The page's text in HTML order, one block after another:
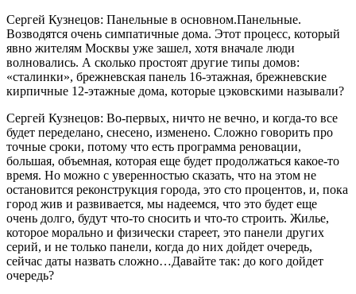
Сергей Кузнецов: Панельные в основном.Панельные.
Возводятся очень симпатичные дома. Этот процесс, который
явно жителям Москвы уже зашел, хотя вначале люди
волновались. А сколько простоят другие типы домов:
«сталинки», брежневская панель 16-этажная, брежневские
кирпичные 12-этажные дома, которые цэковскими называли?
Сергей Кузнецов: Во-первых, ничто не вечно, и когда-то все
будет переделано, снесено, изменено. Сложно говорить про
точные сроки, потому что есть программа реновации,
большая, объемная, которая еще будет продолжаться какое-то
время. Но можно с уверенностью сказать, что на этом не
остановится реконструкция города, это сто процентов, и, пока
город жив и развивается, мы надеемся, что это будет еще
очень долго, будут что-то сносить и что-то строить. Жилье,
которое морально и физически стареет, это панели других
серий, и не только панели, когда до них дойдет очередь,
сейчас даты назвать сложно…Давайте так: до кого дойдет
очередь?